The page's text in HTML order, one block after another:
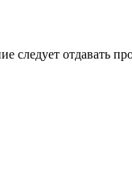
следует отдавать